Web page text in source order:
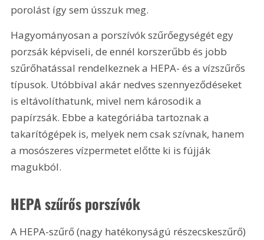
porolást így sem ússzuk meg.
Hagyományosan a porszívók szűrőegységét egy
porzsák képviseli, de ennél korszerűbb és jobb
szűrőhatással rendelkeznek a HEPA- és a vízszűrős
típusok. Utóbbival akár nedves szennyeződéseket
is eltávolíthatunk, mivel nem károsodik a
papírzsák. Ebbe a kategóriába tartoznak a
takarítógépek is, melyek nem csak szívnak, hanem
a mosószeres vízpermetet előtte ki is fújják
magukból.
HEPA szűrős porszívók
A HEPA-szűrő (nagy hatékonyságú részecskeszűrő)